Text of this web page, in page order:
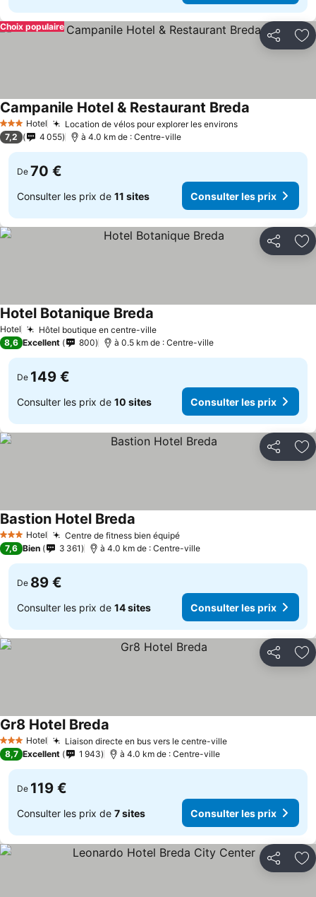
Partager
Choix populaire
3 ÉtoilesHotel Location de vélos pour explorer les environs
Campanile Hotel & Restaurant Breda
7,2 4 055 à 4.0 km de : Centre-ville
De 70 €
Consulter les prix de 11 sites Consulter les prix
Partager
Hotel Hôtel boutique en centre-ville
Hotel Botanique Breda
8,6 Excellent 800 à 0.5 km de : Centre-ville
De 149 €
Consulter les prix de 10 sites Consulter les prix
Partager
3 ÉtoilesHotel Centre de fitness bien équipé
Bastion Hotel Breda
7,6 Bien 3 361 à 4.0 km de : Centre-ville
De 89 €
Consulter les prix de 14 sites Consulter les prix
Partager
3 ÉtoilesHotel Liaison directe en bus vers le centre-ville
Gr8 Hotel Breda
8,7 Excellent 1 943 à 4.0 km de : Centre-ville
De 119 €
Consulter les prix de 7 sites Consulter les prix
Partager